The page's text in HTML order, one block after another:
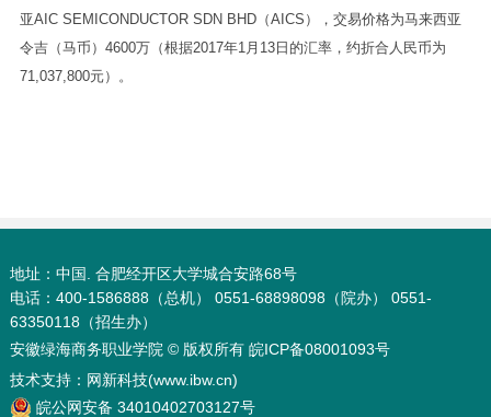
亚AIC SEMICONDUCTOR SDN BHD（AICS），交易价格为马来西亚
令吉（马币）4600万（根据2017年1月13日的汇率，约折合人民币为
71,037,800元）。
地址：中国. 合肥经开区大学城合安路68号
电话：400-1586888（总机） 0551-68898098（院办） 0551-
63350118（招生办）
安徽绿海商务职业学院 © 版权所有 皖ICP备08001093号
技术支持： 网新科技(www.ibw.cn)
皖公网安备 34010402703127号